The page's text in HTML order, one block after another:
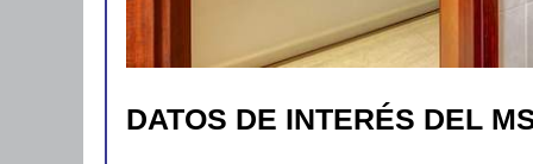
DATOS DE INTERÉS DEL